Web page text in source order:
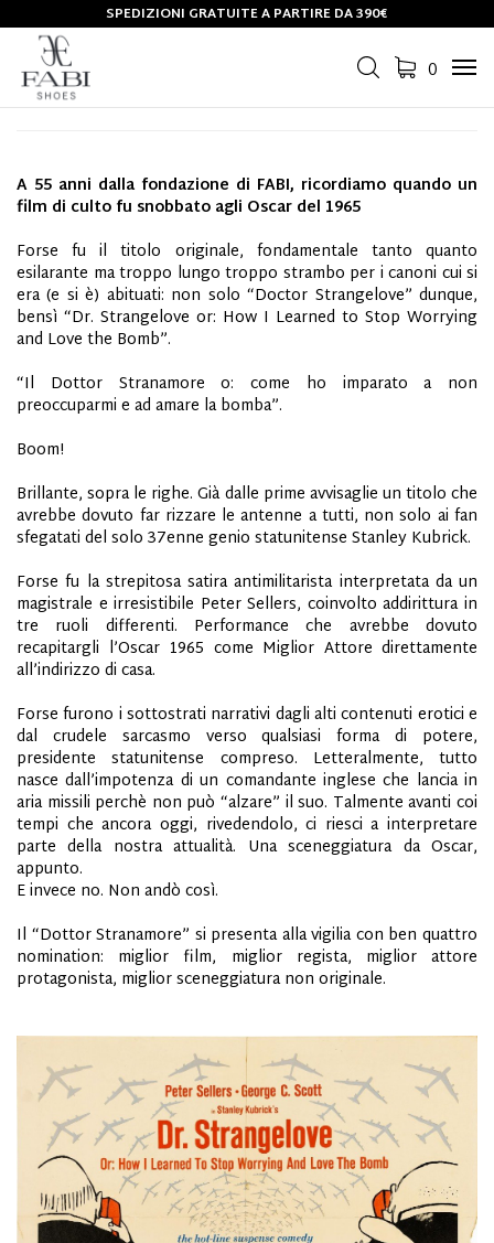
SPEDIZIONI GRATUITE A PARTIRE DA 390€
0
1965, L’ANNO ZERO: IL
DOTTOR STRANAMORE
A 55 anni dalla fondazione di FABI, ricordiamo quando un
film di culto fu snobbato agli Oscar del 1965
Forse fu il titolo originale, fondamentale tanto quanto
esilarante ma troppo lungo troppo strambo per i canoni cui si
era (e si è) abituati: non solo “Doctor Strangelove” dunque,
bensì “Dr. Strangelove or: How I Learned to Stop Worrying
and Love the Bomb”.
“Il Dottor Stranamore o: come ho imparato a non
preoccuparmi e ad amare la bomba”.
Boom!
Brillante, sopra le righe. Già dalle prime avvisaglie un titolo che
avrebbe dovuto far rizzare le antenne a tutti, non solo ai fan
sfegatati del solo 37enne genio statunitense Stanley Kubrick.
Forse fu la strepitosa satira antimilitarista interpretata da un
magistrale e irresistibile Peter Sellers, coinvolto addirittura in
tre ruoli differenti. Performance che avrebbe dovuto
recapitargli l’Oscar 1965 come Miglior Attore direttamente
all’indirizzo di casa.
Forse furono i sottostrati narrativi dagli alti contenuti erotici e
dal crudele sarcasmo verso qualsiasi forma di potere,
presidente statunitense compreso. Letteralmente, tutto
nasce dall’impotenza di un comandante inglese che lancia in
aria missili perchè non può “alzare” il suo. Talmente avanti coi
tempi che ancora oggi, rivedendolo, ci riesci a interpretare
parte della nostra attualità. Una sceneggiatura da Oscar,
appunto.
E invece no. Non andò così.
Il “Dottor Stranamore” si presenta alla vigilia con ben quattro
nomination: miglior film, miglior regista, miglior attore
protagonista, miglior sceneggiatura non originale.